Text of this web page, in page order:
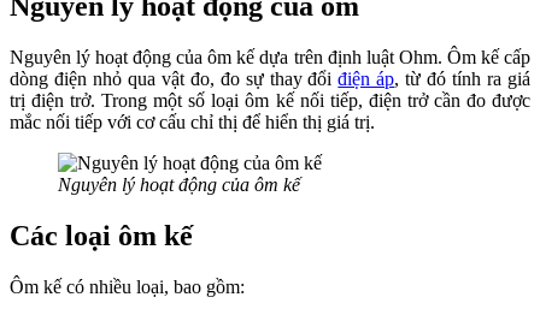
Nguyên lý hoạt động của ôm kế dựa trên định luật Ohm. Ôm kế cấp
dòng điện nhỏ qua vật đo, đo sự thay đổiđiện áp, từ đó tính ra giá
trị điện trở. Trong một số loại ôm kế nối tiếp, điện trở cần đo được
mắc nối tiếp với cơ cấu chỉ thị để hiển thị giá trị.
Nguyên lý hoạt động của ôm kế
Các loại ôm kế
Ôm kế có nhiều loại, bao gồm: